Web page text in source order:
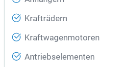
Krafträdern
Kraftwagenmotoren
Antriebselementen